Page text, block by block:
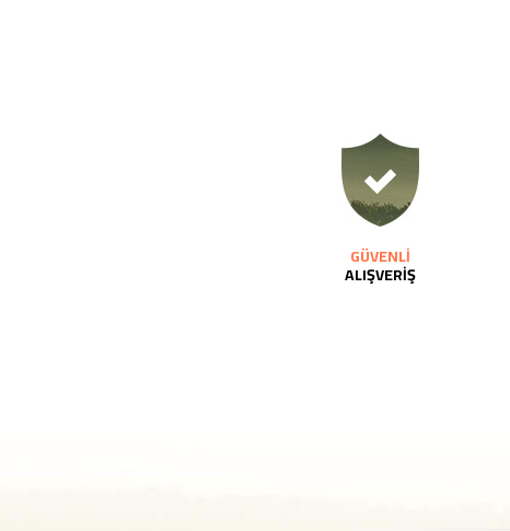
GÜVENLİ
ALIŞVERİŞ